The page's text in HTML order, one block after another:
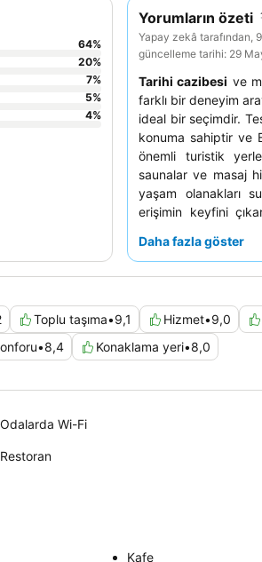
Yorumların özeti
Yapay zekâ tarafından,
güncelleme tarihi: 29
Tarihi cazibesi ve
farklı bir deneyim
ideal bir seçimdir.
konuma sahiptir ve
önemli turistik
saunalar ve masaj
yaşam olanakları
erişimin keyfini
yüzlülüğü ve
Daha fazla göster
Toplu taşıma•9,1 Hizmet•9,0
•8,4 Konaklama yeri•8,0
64%
20%
7%
5%
4%
Odalarda Wi-Fi
Restoran
Kafe